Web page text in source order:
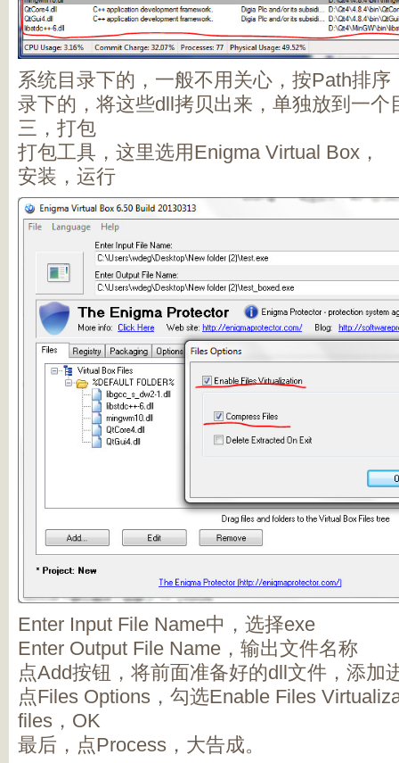
系统目录下的，一般不用关心，按Path排
录下的，将这些dll拷贝出来，单独放到一个
三，打包
打包工具，这里选用Enigma Virtual Box，
安装，运行
Enter Input File Name中，选择exe
Enter Output File Name，输出文件名称
点Add按钮，将前面准备好的dll文件，添加
点Files Options，勾选Enable Files
files，OK
最后，点Process，大告成。